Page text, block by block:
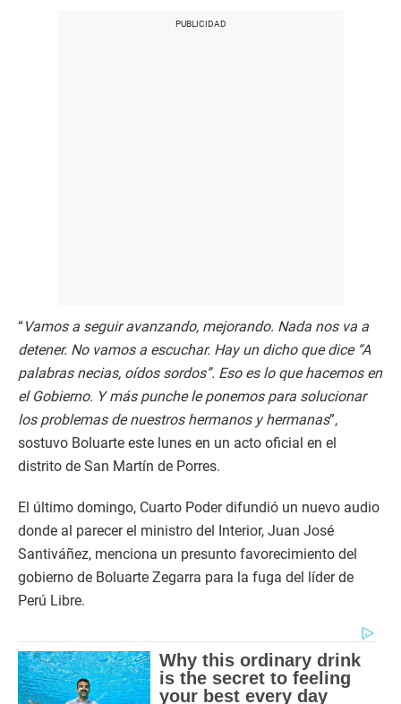
“Vamos a seguir avanzando, mejorando. Nada nos va a
detener. No vamos a escuchar. Hay un dicho que dice “A
palabras necias, oídos sordos”. Eso es lo que hacemos en
el Gobierno. Y más punche le ponemos para solucionar
los problemas de nuestros hermanos y hermanas”,
sostuvo Boluarte este lunes en un acto oficial en el
distrito de San Martín de Porres.
El último domingo, Cuarto Poder difundió un nuevo audio
donde al parecer el ministro del Interior, Juan José
Santiváñez, menciona un presunto favorecimiento del
gobierno de Boluarte Zegarra para la fuga del líder de
Perú Libre.